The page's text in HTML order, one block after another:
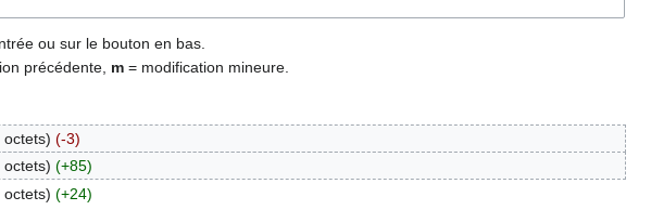
ou sur le bouton en bas.
précédente, m = modification mineure.
octets
-3
octets
+85
octets
+24